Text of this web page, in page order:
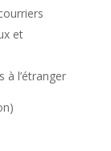
et
à l’étranger